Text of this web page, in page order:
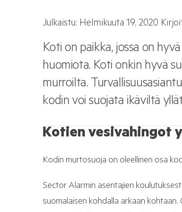
Julkaistu: Helmikuuta 19, 2020
Koti on paikka, jossa on
huomiota. Koti onkin hyvä
murroilta.
kodin voi suojata ikäviltä
Kotien vesivahingot
Kodin murtosuoja on oleellinen osa
Sector Alarmin asentajien
suomalaisen kohdalla arkaan